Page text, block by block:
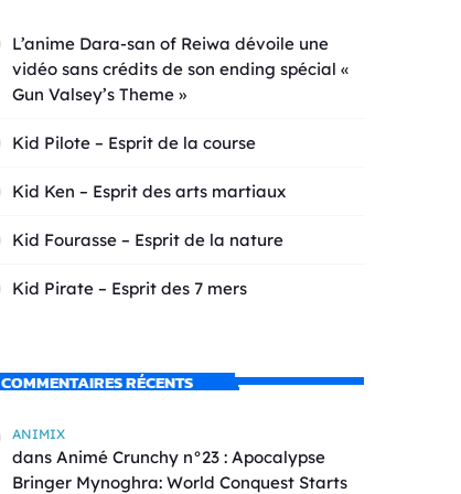
L’anime Dara-san of Reiwa dévoile une
vidéo sans crédits de son ending spécial «
Gun Valsey’s Theme »
Kid Pilote – Esprit de la course
Kid Ken – Esprit des arts martiaux
Kid Fourasse – Esprit de la nature
Kid Pirate – Esprit des 7 mers
COMMENTAIRES RÉCENTS
ANIMIX
dans Animé Crunchy n°23 : Apocalypse
Bringer Mynoghra: World Conquest Starts